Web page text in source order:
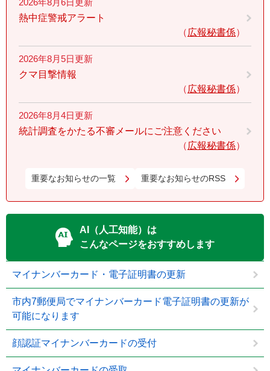
2026年8月6日更新
熱中症警戒アラート
広報秘書係
2026年8月5日更新
クマ目撃情報
広報秘書係
2026年8月4日更新
統計調査をかたる不審メールにご注意ください
広報秘書係
重要なお知らせの一覧 重要なお知らせのRSS
AI（人工知能）は
こんなページをおすすめします
マイナンバーカード・電子証明書の更新
市内7郵便局でマイナンバーカード電子証明書の更新が
可能になります
顔認証マイナンバーカードの受付